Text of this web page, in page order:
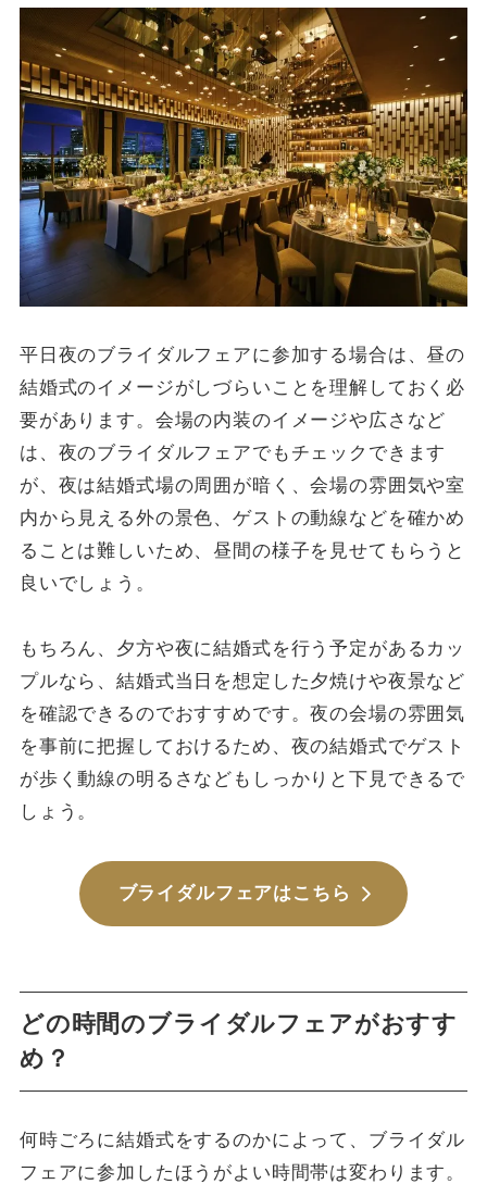
平日夜のブライダルフェアに参加する場合は、昼の
結婚式のイメージがしづらいことを理解しておく必
要があります。会場の内装のイメージや広さなど
は、夜のブライダルフェアでもチェックできます
が、夜は結婚式場の周囲が暗く、会場の雰囲気や室
内から見える外の景色、ゲストの動線などを確かめ
ることは難しいため、昼間の様子を見せてもらうと
良いでしょう。
もちろん、夕方や夜に結婚式を行う予定があるカッ
プルなら、結婚式当日を想定した夕焼けや夜景など
を確認できるのでおすすめです。夜の会場の雰囲気
を事前に把握しておけるため、夜の結婚式でゲスト
が歩く動線の明るさなどもしっかりと下見できるで
しょう。
ブライダルフェアはこちら
どの時間のブライダルフェアがおすす
め？
何時ごろに結婚式をするのかによって、ブライダル
フェアに参加したほうがよい時間帯は変わります。